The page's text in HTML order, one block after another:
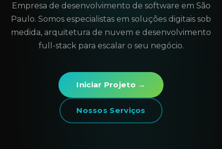
Empresa de desenvolvimento de software em São
Paulo. Somos especialistas em soluções digitais sob
medida, arquitetura de nuvem e desenvolvimento
full-stack para escalar o seu negócio.
Iniciar Projeto →
Nossos Serviços